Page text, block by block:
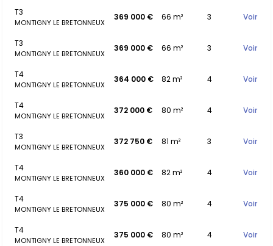
T3
MONTIGNY LE BRETONNEUX
369 000 € 66 m² 3 Voir
T3
MONTIGNY LE BRETONNEUX
369 000 € 66 m² 3 Voir
T4
MONTIGNY LE BRETONNEUX
364 000 € 82 m² 4 Voir
T4
MONTIGNY LE BRETONNEUX
372 000 € 80 m² 4 Voir
T3
MONTIGNY LE BRETONNEUX
372 750 € 81 m² 3 Voir
T4
MONTIGNY LE BRETONNEUX
360 000 € 82 m² 4 Voir
T4
MONTIGNY LE BRETONNEUX
375 000 € 80 m² 4 Voir
T4
MONTIGNY LE BRETONNEUX
375 000 € 80 m² 4 Voir